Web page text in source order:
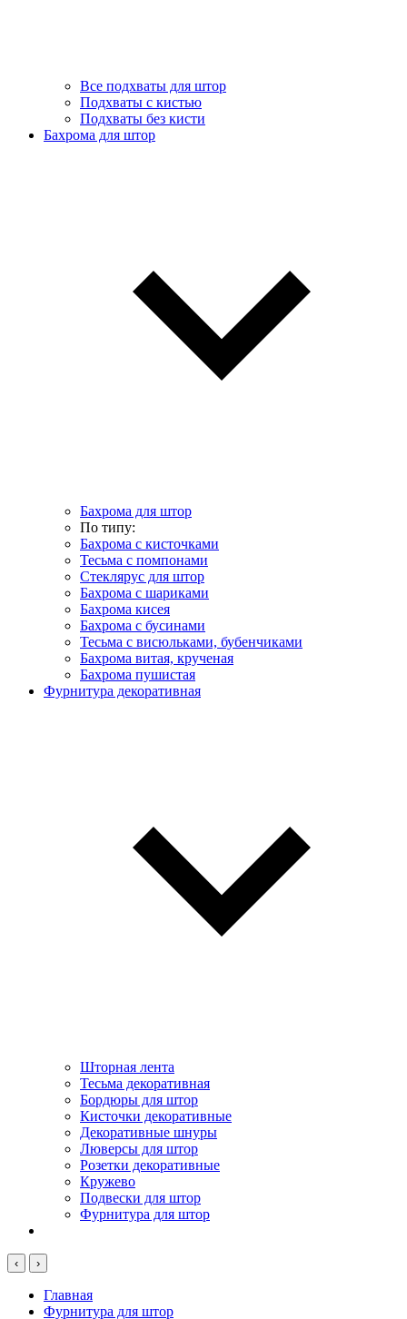
Все подхваты для штор
Подхваты с кистью
Подхваты без кисти
Бахрома для штор
Бахрома для штор
По типу:
Бахрома с кисточками
Тесьма с помпонами
Стеклярус для штор
Бахрома с шариками
Бахрома кисея
Бахрома с бусинами
Тесьма с висюльками, бубенчиками
Бахрома витая, крученая
Бахрома пушистая
Фурнитура декоративная
Шторная лента
Тесьма декоративная
Бордюры для штор
Кисточки декоративные
Декоративные шнуры
Люверсы для штор
Розетки декоративные
Кружево
Подвески для штор
Фурнитура для штор
‹ ›
Главная
Фурнитура для штор